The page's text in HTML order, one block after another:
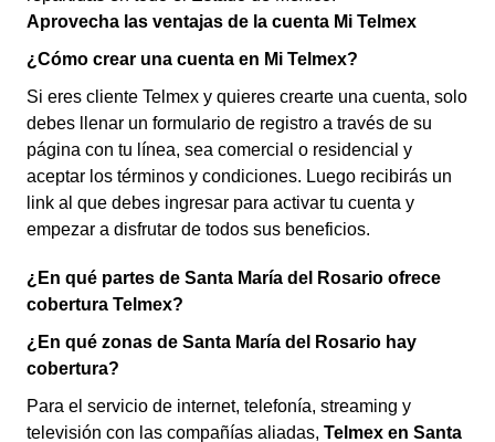
Aprovecha las ventajas de la cuenta Mi Telmex
¿Cómo crear una cuenta en Mi Telmex?
Si eres cliente Telmex y quieres crearte una cuenta, solo
debes llenar un formulario de registro a través de su
página con tu línea, sea comercial o residencial y
aceptar los términos y condiciones. Luego recibirás un
link al que debes ingresar para activar tu cuenta y
empezar a disfrutar de todos sus beneficios.
¿En qué partes de Santa María del Rosario ofrece
cobertura Telmex?
¿En qué zonas de Santa María del Rosario hay
cobertura?
Para el servicio de internet, telefonía, streaming y
televisión con las compañías aliadas, Telmex en Santa